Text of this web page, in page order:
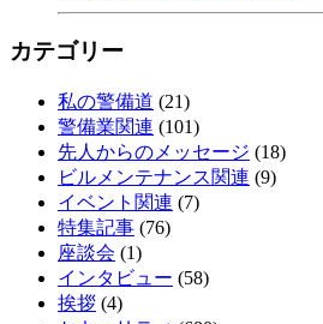
カテゴリー
私の警備道 (21)
警備業関連 (101)
先人からのメッセージ (18)
ビルメンテナンス関連 (9)
イベント関連 (7)
特集記事 (76)
座談会 (1)
インタビュー (58)
挨拶 (4)